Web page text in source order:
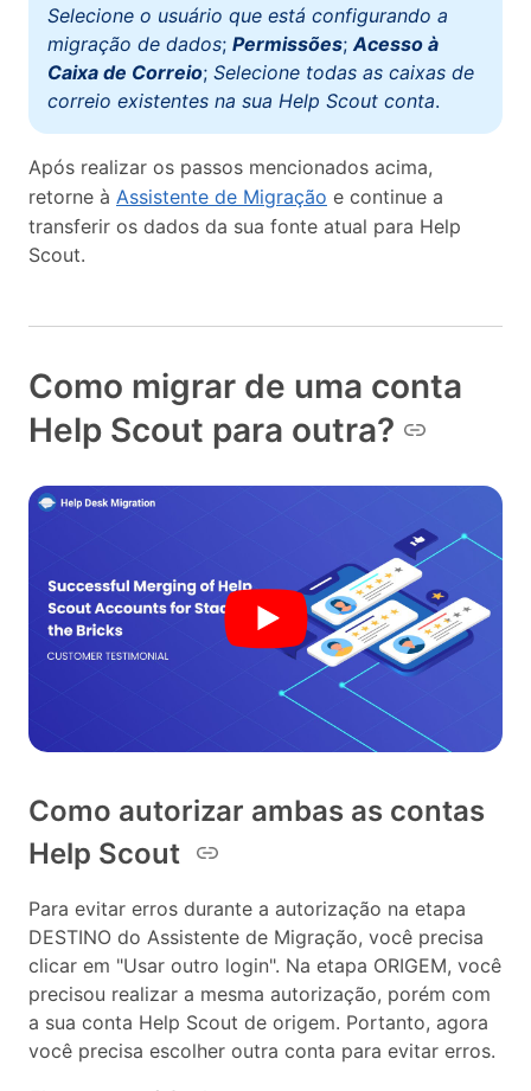
Selecione o usuário que está configurando a
migração de dados; Permissões; Acesso à
Caixa de Correio; Selecione todas as caixas de
correio existentes na sua Help Scout conta.
Após realizar os passos mencionados acima,
retorne à Assistente de Migração e continue a
transferir os dados da sua fonte atual para Help
Scout.
Como migrar de uma conta
Help Scout para outra?
Como autorizar ambas as contas
Help Scout
Para evitar erros durante a autorização na etapa
DESTINO do Assistente de Migração, você precisa
clicar em "Usar outro login". Na etapa ORIGEM, você
precisou realizar a mesma autorização, porém com
a sua conta Help Scout de origem. Portanto, agora
você precisa escolher outra conta para evitar erros.